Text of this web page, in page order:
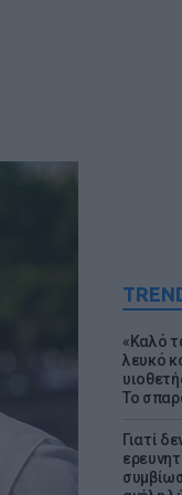
«Καλό
λευκό
Το
Γιατί